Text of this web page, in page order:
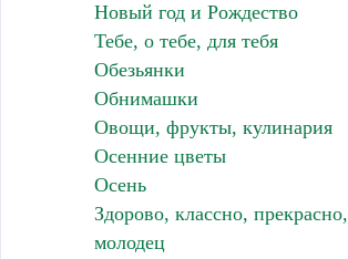
Новый год и Рождество
Тебе, о тебе, для тебя
Обезьянки
Обнимашки
Овощи, фрукты, кулинария
Осенние цветы
Осень
Здорово, классно, прекрасно,
молодец